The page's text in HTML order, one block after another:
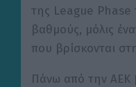
της League
βαθμούς, μόλις
που βρίσκονται
Πάνω από την ΑΕΚ